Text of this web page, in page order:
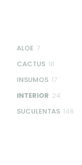
ALOE 77
CACTUS 18
INSUMOS 1717
INTERIOR 24
SUCULENTAS 148